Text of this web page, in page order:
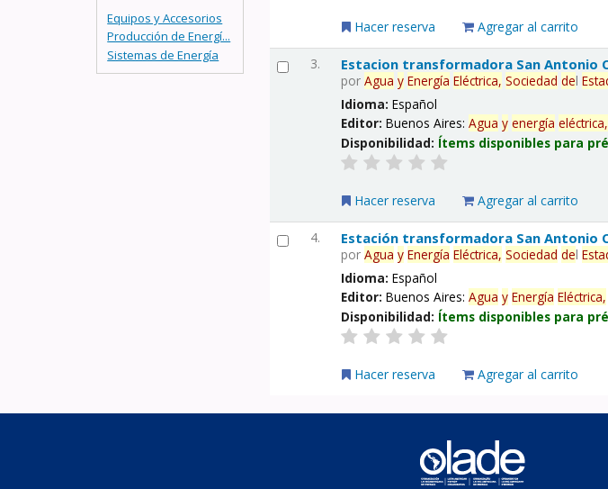
Equipos y Accesorios
Producción de Energí...
Sistemas de Energía
Hacer reserva Agregar al carrito
3. Estacion transformadora San Antonio
porAgua y Energía Eléctrica, Sociedad del
Idioma:Español
Editor:Buenos Aires:Agua y energía eléctrica,
Disponibilidad: Ítems disponibles para
Hacer reserva Agregar al carrito
4. Estación transformadora San Antonio
porAgua y Energía Eléctrica, Sociedad del
Idioma:Español
Editor:Buenos Aires:Agua y Energía Eléctrica,
Disponibilidad: Ítems disponibles para
Hacer reserva Agregar al carrito